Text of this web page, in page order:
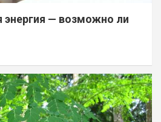
— возможно ли